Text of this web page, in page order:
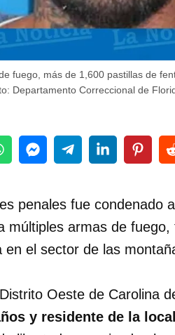
fuego, más de 1,600 pastillas de
Departamento Correccional de
penales fue condenado a
múltiples armas de
el sector de las
Oeste de Carolina
y residente de la